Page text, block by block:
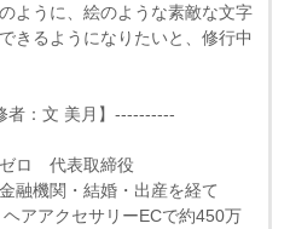
ように、絵のような素敵な文字
きるようになりたいと、修行中
者：文 美月】----------
ロ 代表取締役
融機関・結婚・出産を経て
アアクセサリーECで約450万